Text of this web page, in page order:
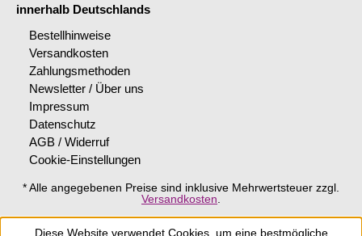
innerhalb Deutschlands
Bestellhinweise
Versandkosten
Zahlungsmethoden
Newsletter / Über uns
Impressum
Datenschutz
AGB / Widerruf
Cookie-Einstellungen
* Alle angegebenen Preise sind inklusive Mehrwertsteuer zzgl.
Versandkosten.
Diese Website verwendet Cookies, um eine bestmögliche